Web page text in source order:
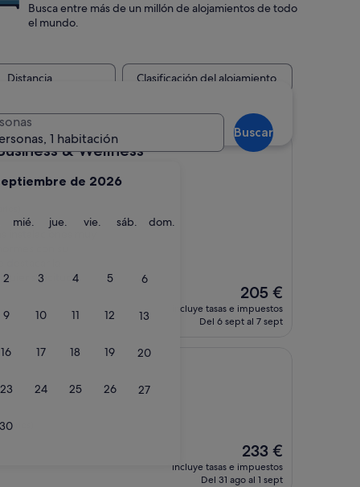
de 2026
martes
mié. miércoles
jue. jueves
vie. viernes
sáb. sábado
dom.
2 3 4 5 6
9 10 11 12 13
16 17 18 19 20
23 24 25 26 27
30
1 habitación
Buscar
Busca entre más de un millón de alojamientos de todo
el mundo.
Distancia Clasificación del alojamiento
& Wellness
Wellness
solicitud
El
precio
actual
205 €
incluye tasas e impuestos
Del 6 sept al 7 sept
El
precio
actual
233 €
incluye tasas e impuestos
Del 31 ago al 1 sept